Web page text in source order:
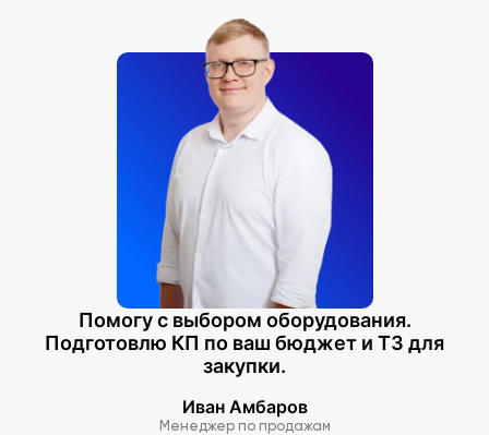
Помогу с выбором оборудования.
Подготовлю КП по ваш бюджет и ТЗ для
закупки.
Иван Амбаров
Менеджер по продажам